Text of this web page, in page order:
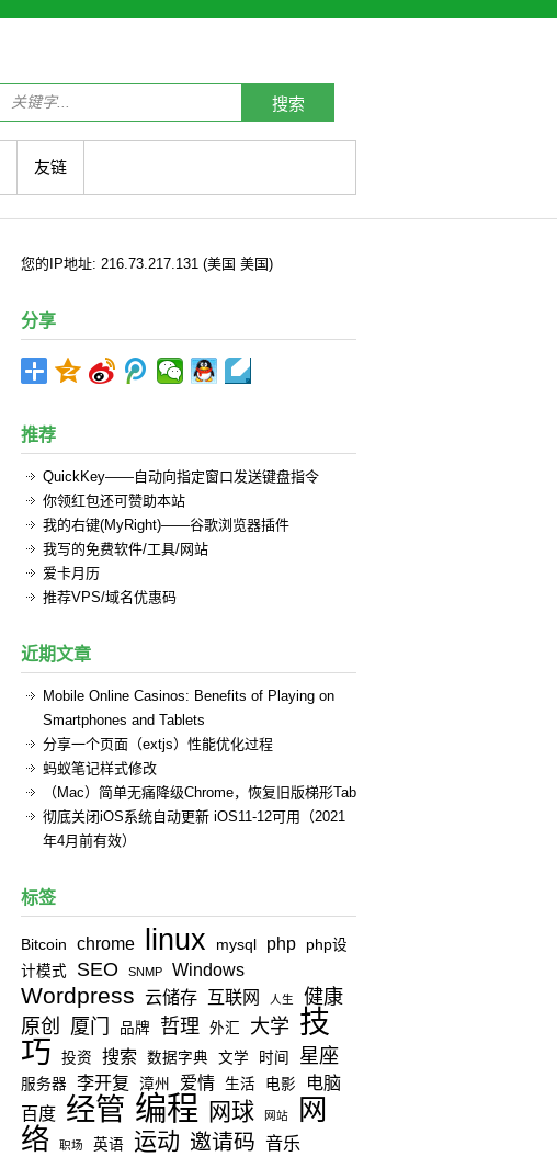
搜索
友链
您的 IP地址: 216.73.217.131 (美国 美国)
分享
推荐
QuickKey——自动向指定窗口发送键盘指令
你领红包还可赞助本站
我的右键(MyRight)——谷歌浏览器插件
我写的免费软件/工具/网站
爱卡月历
推荐VPS/域名优惠码
近期文章
Mobile Online Casinos: Benefits of Playing on
Smartphones and Tablets
分享一个页面（extjs）性能优化过程
蚂蚁笔记样式修改
（Mac）简单无痛降级Chrome，恢复旧版梯形Tab
彻底关闭iOS系统自动更新 iOS11-12可用（2021
年4月前有效）
标签
Bitcoin chrome linux mysql php
php设
计模式
SEO SNMP Windows
Wordpress 云储存 互联网 人生
健康
原创
厦门 品牌 哲理 外汇 大学 技
巧
投资 搜索 数据字典 文学 时间 星座
服务器 李开复 漳州 爱情 生活 电影
电脑
百度 经管 编程 网球 网站
网
络
职场 英语 运动 邀请码 音乐